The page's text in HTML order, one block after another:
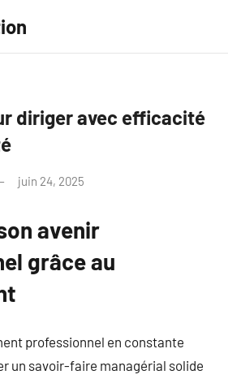
diriger avec efficacité
juin 24, 2025
avenir
grâce au
professionnel en constante
un savoir-faire managérial solide